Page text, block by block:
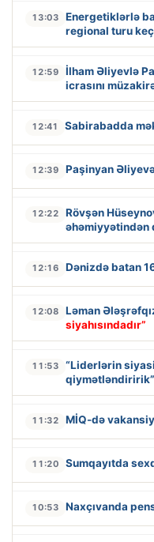
13:03
Energetiklərlə
regional turu
12:59
İlham Əliyevlə
icrasını
12:41 Sabirabadda
12:39 Paşinyan
12:22
Rövşən
əhəmiyyətindən
12:16 Dənizdə batan
12:08 Ləman
siyahısındadır”
11:53
“Liderlərin
qiymətləndiririk”
11:32 MİQ-də
11:20 Sumqayıtda
10:53 Naxçıvanda